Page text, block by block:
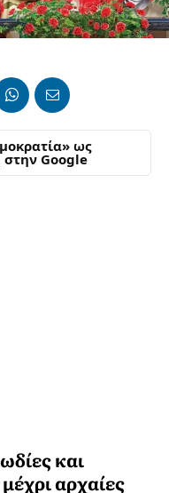
ως
Google
και
αρχαίες